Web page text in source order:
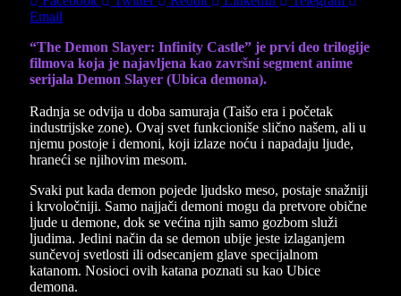
Email
“The Demon Slayer: Infinity Castle” je prvi deo trilogije
filmova koja je najavljena kao završni segment anime
serijala Demon Slayer (Ubica demona).
Radnja se odvija u doba samuraja (Taišo era i početak
industrijske zone). Ovaj svet funkcioniše slično našem, ali u
njemu postoje i demoni, koji izlaze noću i napadaju ljude,
hraneći se njihovim mesom.
Svaki put kada demon pojede ljudsko meso, postaje snažniji
i krvoločniji. Samo najjači demoni mogu da pretvore obične
ljude u demone, dok se većina njih samo gozbom služi
ljudima. Jedini način da se demon ubije jeste izlaganjem
sunčevoj svetlosti ili odsecanjem glave specijalnom
katanom. Nosioci ovih katana poznati su kao Ubice
demona.